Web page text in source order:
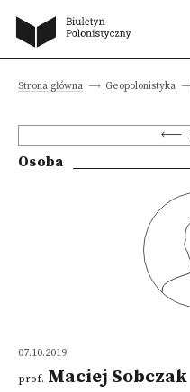
Strona główna Geopolonistyka
Osoba
07.10.2019
prof. Maciej Sobczak